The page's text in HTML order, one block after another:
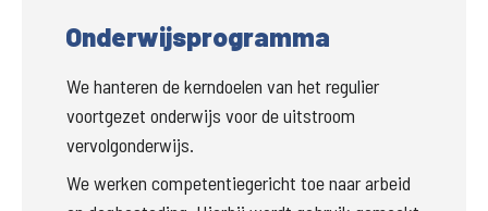
Onderwijsprogramma
We hanteren de kerndoelen van het regulier
voortgezet onderwijs voor de uitstroom
vervolgonderwijs.
We werken competentiegericht toe naar arbeid